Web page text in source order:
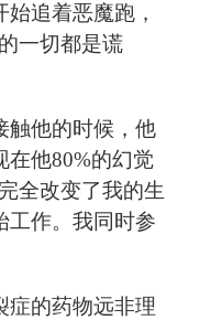
追着恶魔跑，
一切都是谎
触他的时候，他
在他80%的幻觉
全改变了我的生
工作。我同时参
症的药物远非理